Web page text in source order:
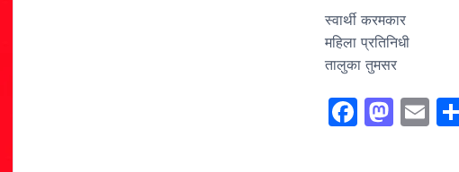
स्वार्थी करमकार
महिला प्रतिनिधी
तालुका तुमसर
F M E